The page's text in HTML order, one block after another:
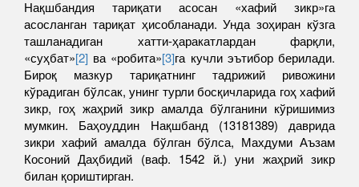
Нақшбандия тариқати асосан «хафий зикр»га
асосланган тариқат ҳисобланади. Унда зоҳиран кўзга
ташланадиган хатти-ҳаракатлардан фарқли,
«суҳбат»[2] ва «робита»[3]га кучли эътибор берилади.
Бироқ мазкур тариқатнинг тадрижий ривожини
кўрадиган бўлсак, унинг турли босқичларида гоҳ хафий
зикр, гоҳ жаҳрий зикр амалда бўлганини кўришимиз
мумкин. Баҳоуддин Нақшбанд (1318­1389) даврида
зикри хафий амалда бўлган бўлса, Махдуми Аъзам
Косоний Даҳбидий (ваф. 1542 й.) уни жаҳрий зикр
билан қориштирган.